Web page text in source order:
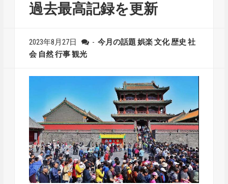
過去最高記録を更新
2023年8月27日 - 今月の話題 娯楽文化歴史 社
会 自然行事観光